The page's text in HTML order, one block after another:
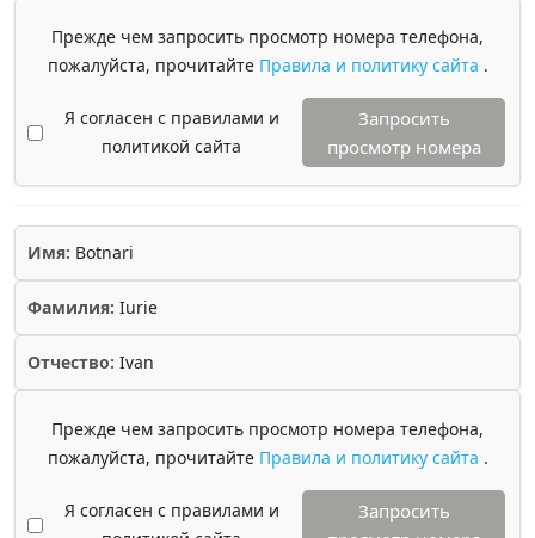
Прежде чем запросить просмотр номера телефона,
пожалуйста, прочитайте Правила и политику сайта .
Я согласен с правилами и
политикой сайта
Запросить
просмотр номера
Имя: Botnari
Фамилия: Iurie
Отчество: Ivan
Прежде чем запросить просмотр номера телефона,
пожалуйста, прочитайте Правила и политику сайта .
Я согласен с правилами и
Запросить